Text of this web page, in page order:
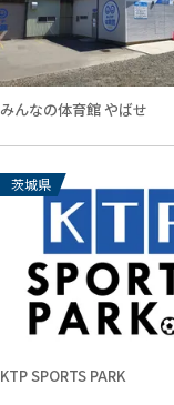
みんなの体育館 やばせ
茨城県
KTP SPORTS PARK